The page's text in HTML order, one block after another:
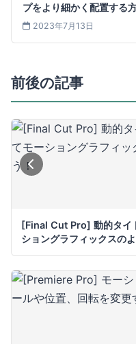
プをより細かく配置する
2023年7月13日
前後の記事
[Final Cut Pro] 動的タイ
ショングラフィックスの